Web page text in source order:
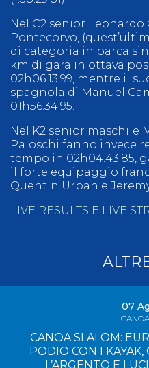
Nel C2 senior
Pontecorvo,
di categoria in barca
km di gara in ottava
02h06.13.99, mentre il
spagnola di Manuel
01h56.34.95.
Nel K2 senior maschile
Paloschi fanno invece
tempo in 02h04.43.85,
il forte equipaggio
Quentin Urban e Jeremy
LIVE RESULTS E LIVE
07
CANOA SLALOM:
PODIO CON I
L’ARGENTO E